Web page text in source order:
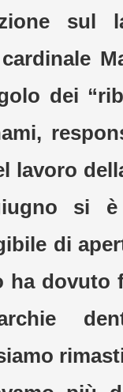
sul
dei
lavoro
si
di
ha dovuto